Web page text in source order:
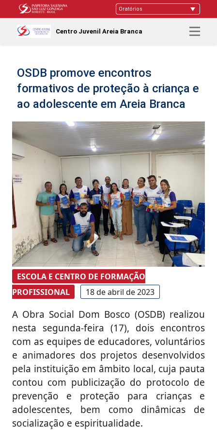
Centro Juvenil Areia Branca
OSDB promove encontros
formativos de proteção à criança e
ao adolescente em Areia Branca
ESCOLA E CENTRO DE FORMAÇÃO
PROFISSIONAL
18 de abril de 2023
A Obra Social Dom Bosco (OSDB) realizou
nesta segunda-feira (17), dois encontros
com as equipes de educadores, voluntários
e animadores dos projetos desenvolvidos
pela instituição em âmbito local, cuja pauta
contou com publicização do protocolo de
prevenção e proteção para crianças e
adolescentes, bem como dinâmicas de
socialização e espiritualidade.